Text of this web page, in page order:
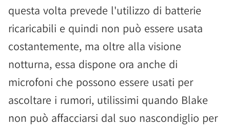
questa volta prevede l'utilizzo di batterie
ricaricabili e quindi non può essere usata
costantemente, ma oltre alla visione
notturna, essa dispone ora anche di
microfoni che possono essere usati per
ascoltare i rumori, utilissimi quando Blake
non può affacciarsi dal suo nascondiglio per